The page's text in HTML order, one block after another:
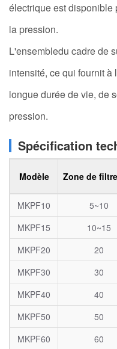
électrique est disponible
la pression.
L'ensembledu cadre de
intensité, ce qui fournit
longue durée de vie, de
pression.
Spécification
Modèle Zone de
MKPF10 5~10
MKPF15
10~15
MKPF20
20
MKPF30
30
MKPF40
40
MKPF50
50
MKPF60
60